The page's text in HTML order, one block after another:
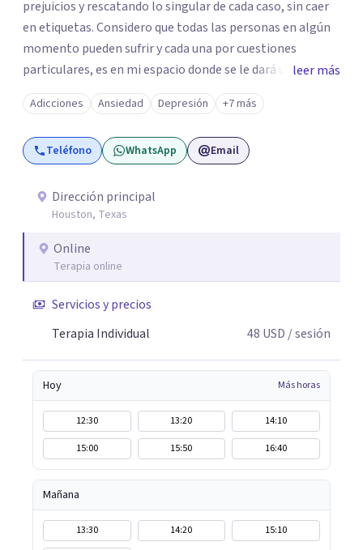
prejuicios y rescatando lo singular de cada caso, sin caer
en etiquetas. Considero que todas las personas en algún
momento pueden sufrir y cada una por cuestiones
particulares, es en mi espacio donde se le dará un lugar a
esas cuestiones singulares de cada uno, para luego
generar cambios. Soy una persona en constante
formación, actualmente curso seminarios, una
especialización en psicoanálisis y también investigo.
leer más
Adicciones Ansiedad Depresión +7 más
Teléfono WhatsApp Email
Dirección principal
Houston, Texas
Online
Terapia online
Servicios y precios
Terapia Individual
48 USD / sesión
Hoy Más horas
12:30 13:20
14:10
15:00
15:50 16:40
Mañana
13:30 14:20
15:10